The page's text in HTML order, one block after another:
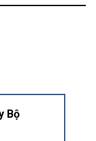
Bộ